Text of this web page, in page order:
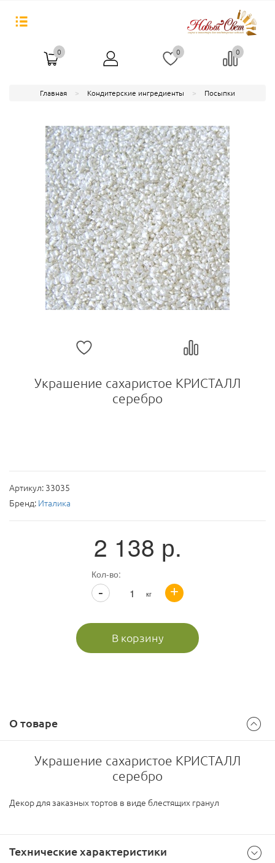
0 0 0
Главная Кондитерские ингредиенты Посыпки
Украшение сахаристое КРИСТАЛЛ
серебро
Артикул: 33035
Бренд: Италика
2 138 р.
Кол-во:
кг +
-
В корзину
О товаре
Украшение сахаристое КРИСТАЛЛ
серебро
Декор для заказных тортов в виде блестящих гранул
Технические характеристики